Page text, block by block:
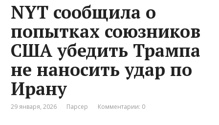
NYT сообщила о
попытках союзников
США убедить Трампа
не наносить удар по
Ирану
29 января, 2026 Парсер Комментарии: 0